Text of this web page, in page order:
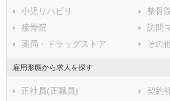
小児リハビリ
整骨
接骨院
訪問
薬局・ドラッグストア
その
雇用形態から求人を探す
正社員(正職員)
契約